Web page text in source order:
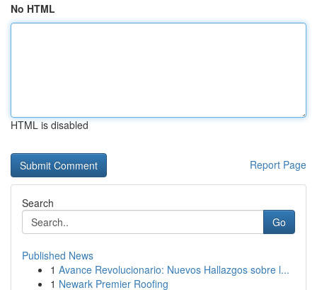
No HTML
HTML is disabled
Report Page
Search
Go
Published News
1 Avance Revolucionario: Nuevos Hallazgos sobre l...
1 Newark Premier Roofing